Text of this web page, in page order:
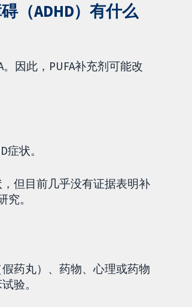
（ADHD）有什么
因此，PUFA补充剂可能改
状。
但目前几乎没有证据表明补
。
药丸）、药物、心理或药物
验。